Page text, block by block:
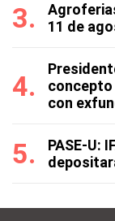
11 de
con
PASE-U: